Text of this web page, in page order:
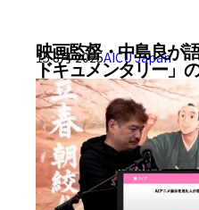
映画監督・中島良が
ドキュメンタリー」
15 8月 2025AICU Japan